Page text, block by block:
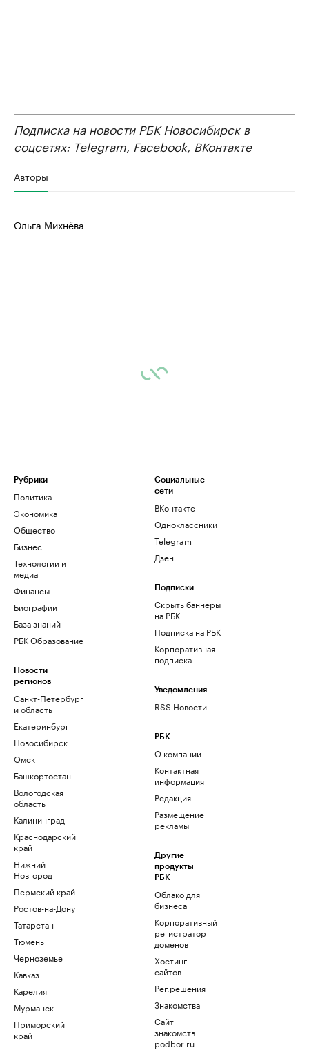
Подписка на новости РБК Новосибирск в
соцсетях: Telegram Facebook, ВКонтакте
Авторы
Ольга Михнёва
Рубрики
Политика
Экономика
Общество
Бизнес
Технологии и
медиа
Финансы
Биографии
База знаний
РБК Образование
Новости
регионов
Санкт-Петербург
и область
Екатеринбург
Новосибирск
Омск
Башкортостан
Вологодская
область
Калининград
Краснодарский
край
Нижний
Новгород
Пермский край
Ростов-на-Дону
Татарстан
Тюмень
Черноземье
Кавказ
Карелия
Мурманск
Приморский
край
Социальные
сети
ВКонтакте
Одноклассники
Telegram
Дзен
Подписки
Скрыть баннеры
на РБК
Подписка на РБК
Корпоративная
подписка
Уведомления
RSS Новости
РБК
О компании
Контактная
информация
Редакция
Размещение
рекламы
Другие
продукты
РБК
Облако для
бизнеса
Корпоративный
регистратор
доменов
Хостинг
сайтов
Рег.решения
Знакомства
Сайт
знакомств
podbor.ru